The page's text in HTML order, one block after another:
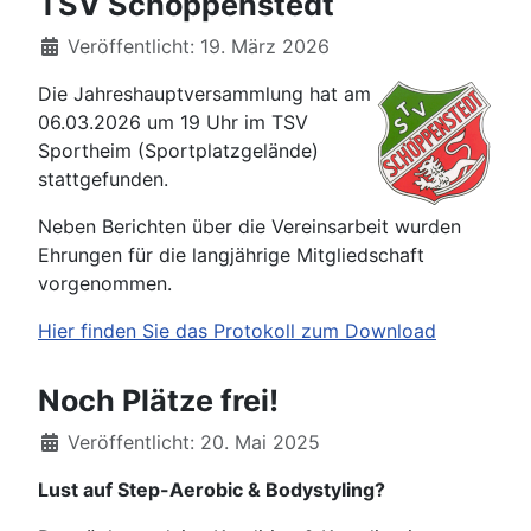
Details
Veröffentlicht: 19. März 2026
Die Jahreshauptversammlung hat am
06.03.2026 um 19 Uhr im TSV
Sportheim (Sportplatzgelände)
stattgefunden.
Neben Berichten über die Vereinsarbeit wurden
Ehrungen für die langjährige Mitgliedschaft
vorgenommen.
Hier finden Sie das Protokoll zum Download
Noch Plätze frei!
Details
Veröffentlicht: 20. Mai 2025
Lust auf Step-Aerobic & Bodystyling?